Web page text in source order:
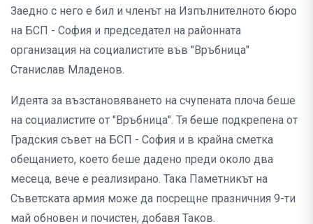
Заедно с него е бил и членът на Изпълнителното бюро
на БСП - София и председател на районната
организация на социалистите във "Връбница"
Станислав Младенов.
Идеята за възстановяването на счупената плоча беше
на социалистите от "Връбница". Тя беше подкрепена от
Градския съвет на БСП - София и в крайна сметка
обещанието, което беше дадено преди около два
месеца, вече е реализирано. Така Паметникът на
Съветската армия може да посрещне празничния 9-ти
май обновен и почистен, добавя Таков.